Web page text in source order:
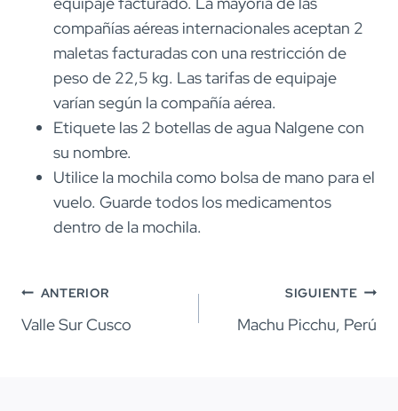
compañías aéreas internacionales aceptan 2
maletas facturadas con una restricción de
peso de 22,5 kg. Las tarifas de equipaje
varían según la compañía aérea.
Etiquete las 2 botellas de agua Nalgene con
su nombre.
Utilice la mochila como bolsa de mano para el
vuelo. Guarde todos los medicamentos
dentro de la mochila.
Navegación
de
ANTERIOR
Valle Sur Cusco
SIGUIENTE
Machu Picchu, Perú